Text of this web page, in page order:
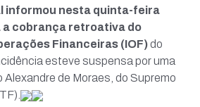
informou nesta quinta-feira
a cobrança retroativa do
Financeiras (IOF)do
esteve suspensa por uma
de Moraes, do Supremo